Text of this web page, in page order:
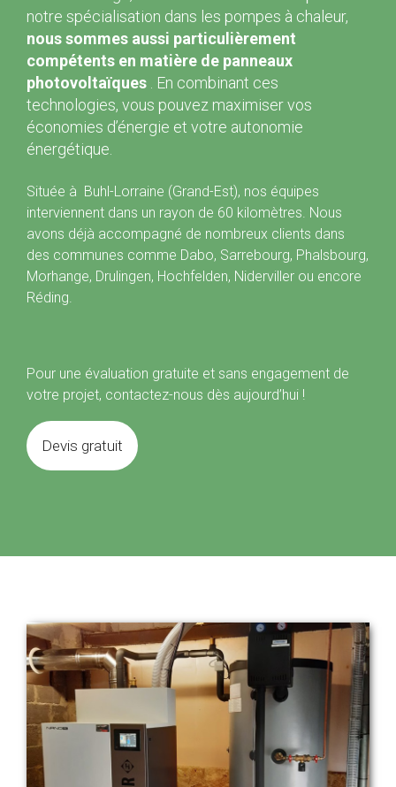
notre spécialisation dans les pompes à chaleur,
nous sommes aussi particulièrement
compétents en matière de panneaux
photovoltaïques
. En combinant ces
technologies, vous pouvez maximiser vos
économies d’énergie et votre autonomie
énergétique.
Située à Buhl-Lorraine (Grand-Est), nos équipes
interviennent dans un rayon de 60 kilomètres. Nous
avons déjà accompagné de nombreux clients dans
des communes comme Dabo, Sarrebourg, Phalsbourg,
Morhange, Drulingen, Hochfelden, Niderviller ou encore
Réding.
Pour une évaluation gratuite et sans engagement de
votre projet, contactez-nous dès aujourd’hui !
Devis gratuit